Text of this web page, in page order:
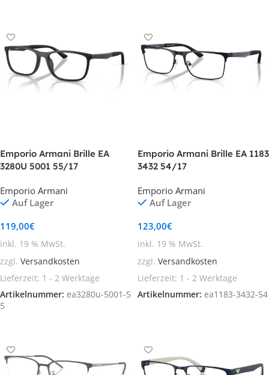
Emporio Armani Brille EA
3280U 5001 55/17
Emporio Armani
Auf Lager
119,00€
inkl. 19 % MwSt.
zzgl. Versandkosten
Lieferzeit: 1 - 2 Werktage
Artikelnummer: ea3280u-5001-5
5
Emporio Armani Brille EA 1183
3432 54/17
Emporio Armani
Auf Lager
123,00€
inkl. 19 % MwSt.
zzgl. Versandkosten
Lieferzeit: 1 - 2 Werktage
Artikelnummer: ea1183-3432-54